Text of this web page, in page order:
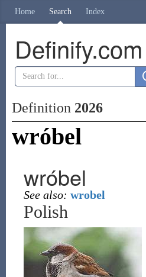
Home Search Index
Definify.com
Definition 2026
wróbel
wróbel
See also: wrobel
Polish